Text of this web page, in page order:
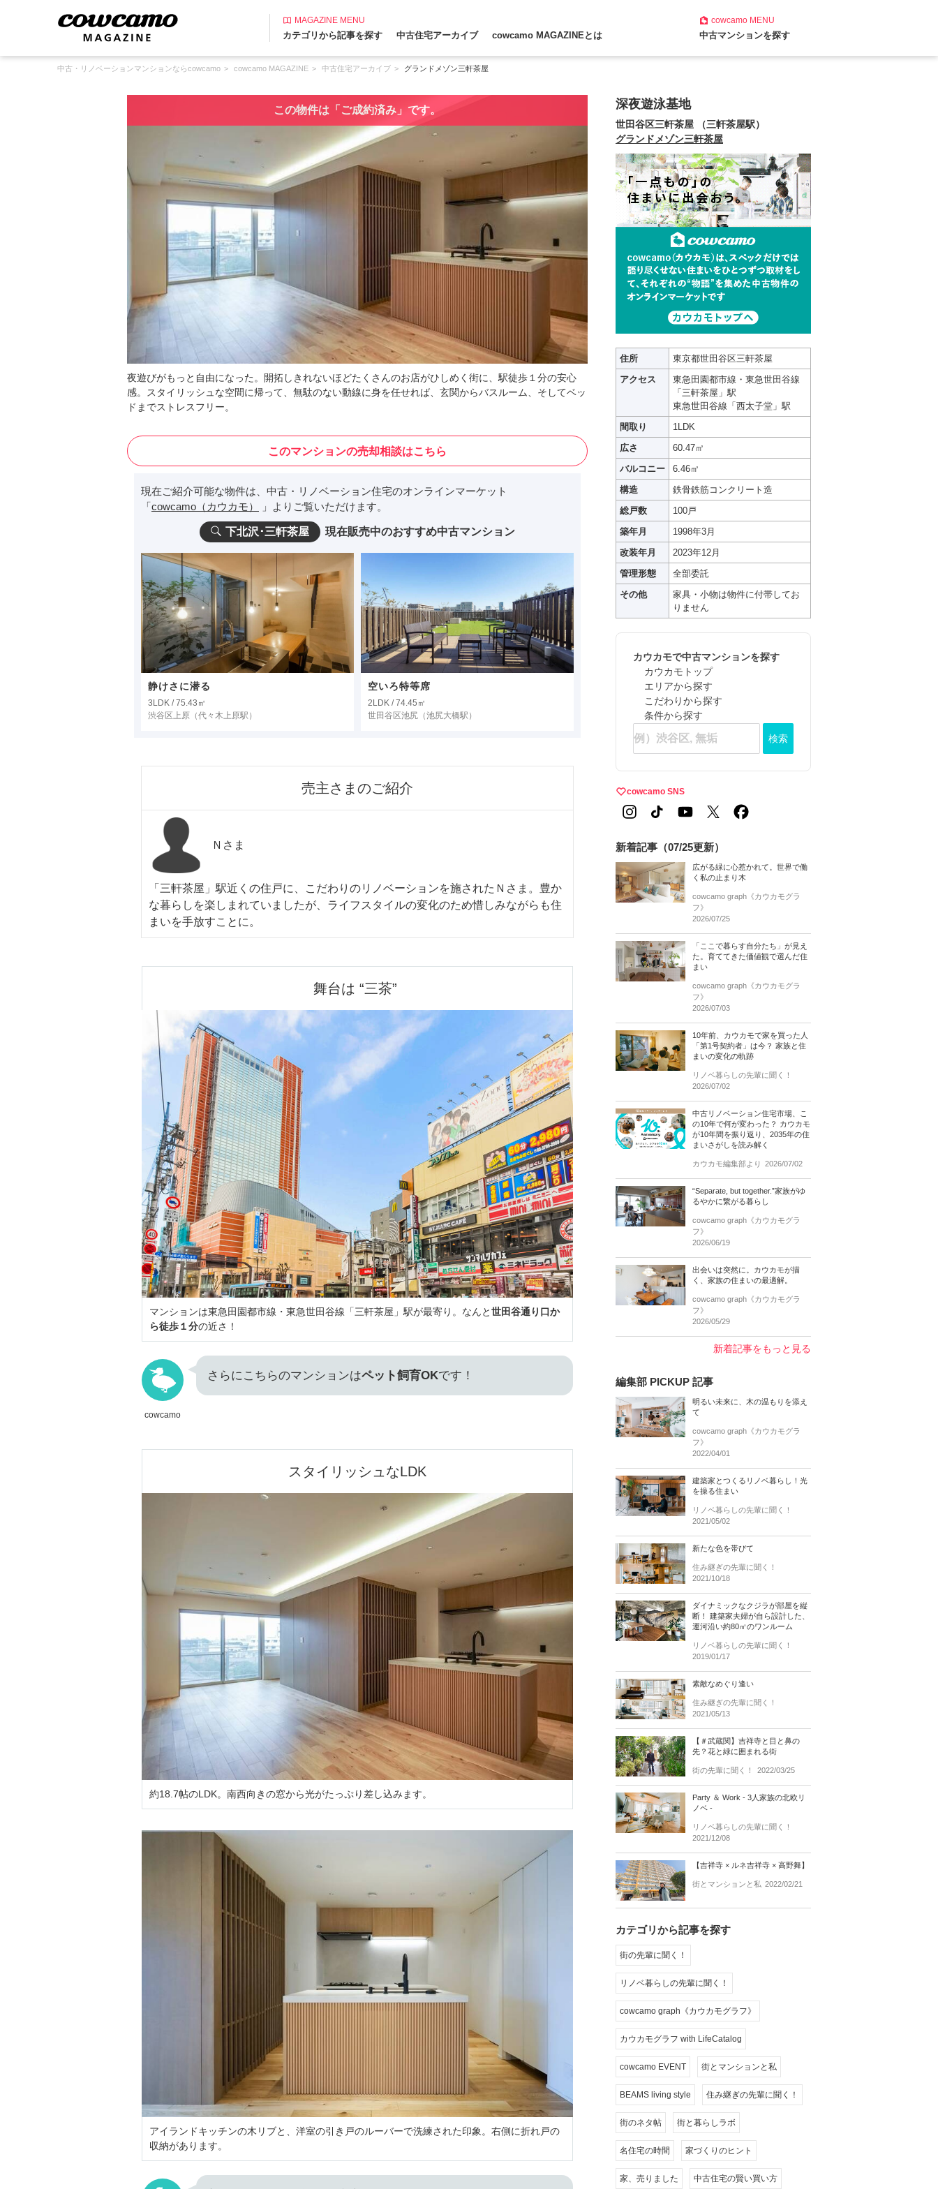
MAGAZINE MENU
カテゴリから記事を探す 中古住宅アーカイブ cowcamo MAGAZINEとは
cowcamoMENU
中古マンションを探す
中古・リノベーションマンションならcowcamo cowcamo MAGAZINE 中古住宅アーカイブ グランドメゾン三軒茶屋
この物件は「ご成約済み」です。
夜遊びがもっと自由になった。開拓しきれないほどたくさんのお店がひしめく街に、駅徒歩１分の安心
感。スタイリッシュな空間に帰って、無駄のない動線に身を任せれば、玄関からバスルーム、そしてベッ
ドまでストレスフリー。
このマンションの売却相談はこちら
現在ご紹介可能な物件は、中古・リノベーション住宅のオンラインマーケット
「cowcamo（カウカモ） 」よりご覧いただけます。
下北沢･三軒茶屋 現在販売中のおすすめ中古マンション
静けさに潜る
3LDK / 75.43㎡
渋谷区上原 （代々木上原駅）
空いろ特等席
2LDK / 74.45㎡
世田谷区池尻 （池尻大橋駅）
売主さまのご紹介
Ｎさま
「三軒茶屋」駅近くの住戸に、こだわりのリノベーションを施されたＮさま。豊か
な暮らしを楽しまれていましたが、ライフスタイルの変化のため惜しみながらも住
まいを手放すことに。
舞台は “三茶”
マンションは東急田園都市線・東急世田谷線「三軒茶屋」駅が最寄り。なんと世田谷通り口か
ら徒歩１分の近さ！
cowcamo
さらにこちらのマンションはペット飼育OKです！
スタイリッシュなLDK
約18.7帖のLDK。南西向きの窓から光がたっぷり差し込みます。
アイランドキッチンの木リブと、洋室の引き戸のルーバーで洗練された印象。右側に折れ戸の
収納があります。
深夜遊泳基地
世田谷区三軒茶屋 （三軒茶屋駅）
グランドメゾン三軒茶屋
住所
東京都世田谷区三軒茶屋
アクセス
東急田園都市線・東急世田谷線
「三軒茶屋」駅
東急世田谷線「西太子堂」駅
間取り
1LDK
広さ
60.47㎡
バルコニー
6.46㎡
構造
鉄骨鉄筋コンクリート造
総戸数
100戸
築年月
1998年3月
改装年月
2023年12月
管理形態
全部委託
その他
家具・小物は物件に付帯してお
りません
カウカモで中古マンションを探す
カウカモトップ
エリアから探す
こだわりから探す
条件から探す
検索
cowcamo SNS
新着記事（07/25更新）
広がる緑に心惹かれて。世界で働
く私の止まり木
cowcamo graph《カウカモグラ
フ》
2026/07/25
「ここで暮らす自分たち」が見え
た。育ててきた価値観で選んだ住
まい
cowcamo graph《カウカモグラ
フ》
2026/07/03
10年前、カウカモで家を買った人
「第1号契約者」は今？ 家族と住
まいの変化の軌跡
リノベ暮らしの先輩に聞く！
2026/07/02
中古リノベーション住宅市場、こ
の10年で何が変わった？ カウカモ
が10年間を振り返り、2035年の住
まいさがしを読み解く
カウカモ編集部より 2026/07/02
“Separate, but together.”家族がゆ
るやかに繋がる暮らし
cowcamo graph《カウカモグラ
フ》
2026/06/19
出会いは突然に。カウカモが描
く、家族の住まいの最適解。
cowcamo graph《カウカモグラ
フ》
2026/05/29
新着記事をもっと見る
編集部 PICKUP 記事
明るい未来に、木の温もりを添え
て
cowcamo graph《カウカモグラ
フ》
2022/04/01
建築家とつくるリノベ暮らし！光
を操る住まい
リノベ暮らしの先輩に聞く！
2021/05/02
新たな色を帯びて
住み継ぎの先輩に聞く！
2021/10/18
ダイナミックなクジラが部屋を縦
断！ 建築家夫婦が自ら設計した、
運河沿い約80㎡のワンルーム
リノベ暮らしの先輩に聞く！
2019/01/17
素敵なめぐり逢い
住み継ぎの先輩に聞く！
2021/05/13
【＃武蔵関】吉祥寺と目と鼻の
先？花と緑に囲まれる街
街の先輩に聞く！ 2022/03/25
Party ＆ Work - 3人家族の北欧リ
ノベ -
リノベ暮らしの先輩に聞く！
2021/12/08
【吉祥寺 × ルネ吉祥寺 × 高野舞】
街とマンションと私 2022/02/21
カテゴリから記事を探す
街の先輩に聞く！
リノベ暮らしの先輩に聞く！
cowcamo graph《カウカモグラフ》
カウカモグラフ with LifeCatalog
cowcamo EVENT 街とマンションと私
BEAMS living style 住み継ぎの先輩に聞く！
街のネタ帖 街と暮らしラボ
名住宅の時間 家づくりのヒント
家、売りました 中古住宅の賢い買い方